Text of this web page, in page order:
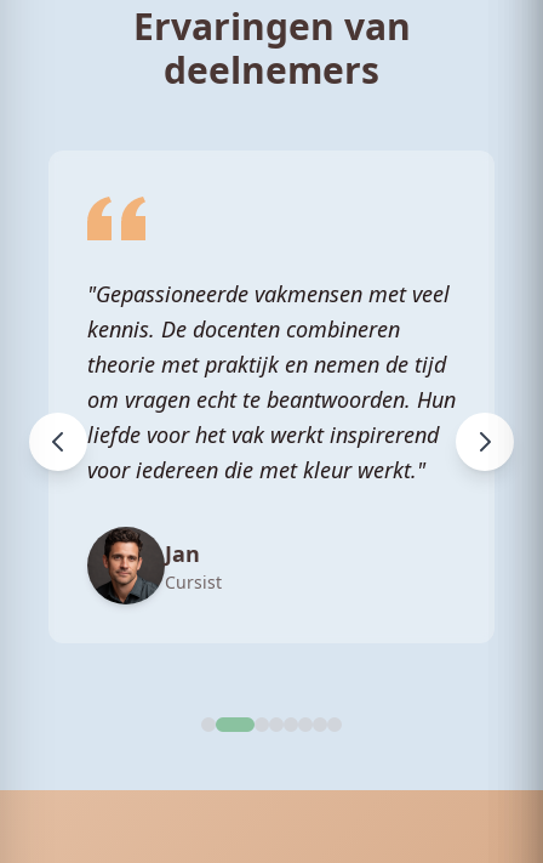
Ervaringen van
deelnemers
"Gepassioneerde vakmensen met veel
kennis. De docenten combineren
theorie met praktijk en nemen de tijd
om vragen echt te beantwoorden. Hun
liefde voor het vak werkt inspirerend
voor iedereen die met kleur werkt."
Jan
Cursist